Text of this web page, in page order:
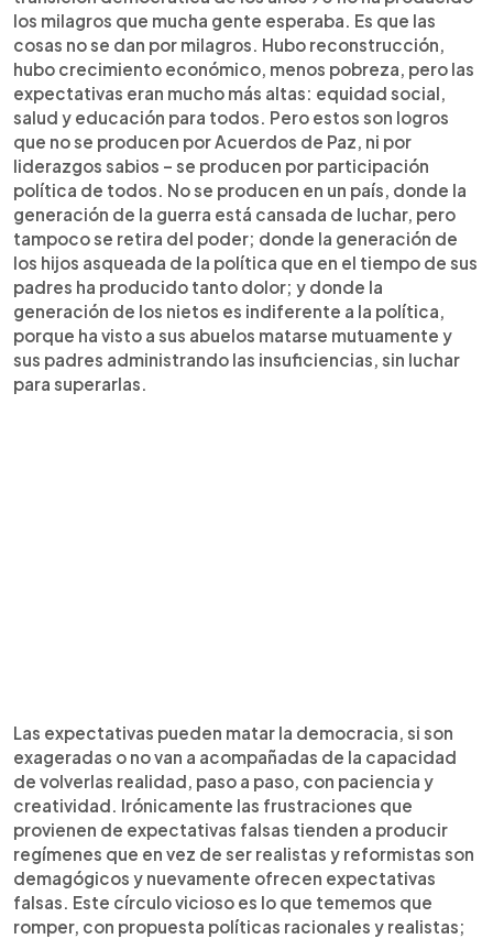
los milagros que mucha gente esperaba. Es que las
cosas no se dan por milagros. Hubo reconstrucción,
hubo crecimiento económico, menos pobreza, pero las
expectativas eran mucho más altas: equidad social,
salud y educación para todos. Pero estos son logros
que no se producen por Acuerdos de Paz, ni por
liderazgos sabios – se producen por participación
política de todos. No se producen en un país, donde la
generación de la guerra está cansada de luchar, pero
tampoco se retira del poder; donde la generación de
los hijos asqueada de la política que en el tiempo de sus
padres ha producido tanto dolor; y donde la
generación de los nietos es indiferente a la política,
porque ha visto a sus abuelos matarse mutuamente y
sus padres administrando las insuficiencias, sin luchar
para superarlas.
Las expectativas pueden matar la democracia, si son
exageradas o no van a acompañadas de la capacidad
de volverlas realidad, paso a paso, con paciencia y
creatividad. Irónicamente las frustraciones que
provienen de expectativas falsas tienden a producir
regímenes que en vez de ser realistas y reformistas son
demagógicos y nuevamente ofrecen expectativas
falsas. Este círculo vicioso es lo que tememos que
romper, con propuesta políticas racionales y realistas;